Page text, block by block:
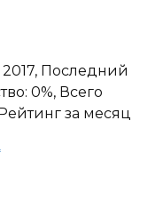
Последний
0%, Всего
за месяц